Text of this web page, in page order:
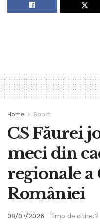
Home Sport
CS Făurei
meci din
regionale a
României
08/07/2026 Timp de citire:2